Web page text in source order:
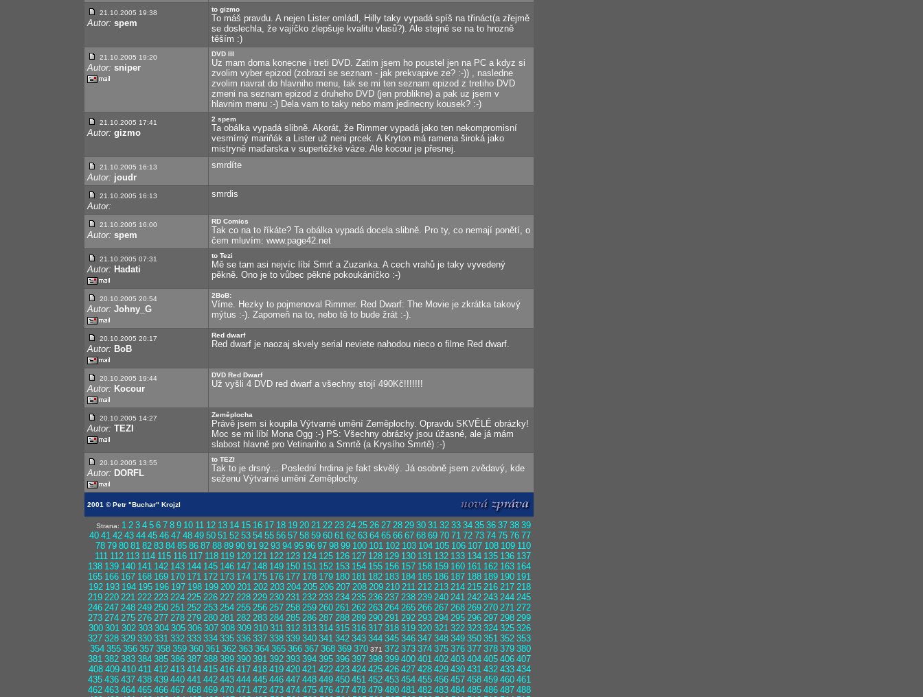
21.10.2005 19:38
Autor: spem
to gizmo
To máš pravdu. A nejen Lister omládl, Hilly taky vypadá spíš na třináct(a zřejmě
se doslechla, že vajíčko zlepšuje kvalitu vlasů?). Ale stejně se na to hrozně
těším :)
21.10.2005 19:20
Autor: sniper
DVD III
Uz mam doma konecne i treti DVD. Zatim jsem ho poustel jen na PC a kdyz si
zvolim vyber epizod (zobrazi se seznam - jak prekvapive ze? :-)) , nasledne
zvolim navrat do hlavniho menu, tak se mi ten seznam epizod z tretiho DVD
zmeni na seznam epizod z druheho DVD (jen problikne) a pak uz jsem v
hlavnim menu :-) Dela vam to taky nebo mam jedinecny kousek? :-)
21.10.2005 17:41
Autor: gizmo
2 spem
Ta obálka vypadá slibně. Akorát, že Rimmer vypadá jako ten nekompromisní
vesmírný mariňák a Lister už neni prcek. A Kryton má ramena široká jako
mistryně maďarska v supertěžké váze. Ale kocour je přesnej.
21.10.2005 16:13
Autor: joudr
smrdíte
21.10.2005 16:13
Autor:
smrdis
21.10.2005 16:00
Autor: spem
RD Comics
Tak co na to říkáte? Ta obálka vypadá docela slibně. Pro ty, co nemají ponětí, o
čem mluvím: www.page42.net
21.10.2005 07:31
Autor: Hadati
to Tezi
Mě se tam asi nejvíc líbí Smrť a Zuzanka. A cech vrahů je taky vyvedený
pěkně. Ono je to vůbec pěkné pokoukáníčko :-)
20.10.2005 20:54
Autor: Johny_G
2BoB:
Víme. Hezky to pojmenoval Rimmer. Red Dwarf: The Movie je zkrátka takový
mýtus :-). Zapomeň na to, nebo tě to bude žrát :-).
20.10.2005 20:17
Autor: BoB
Red dwarf
Red dwarf je naozaj skvely serial neviete nahodou nieco o filme Red dwarf.
20.10.2005 19:44
Autor: Kocour
DVD Red Dwarf
Už vyšli 4 DVD red dwarf a všechny stojí 490Kč!!!!!!!
20.10.2005 14:27
Autor: TEZI
Zeměplocha
Právě jsem si koupila Výtvarné umění Zeměplochy. Opravdu SKVĚLÉ obrázky!
Moc se mi líbí Mona Ogg :-) PS: Všechny obrázky jsou úžasné, ale já mám
slabost hlavně pro Vetinariho a Smrtě (a Krysího Smrtě) :-)
20.10.2005 13:55
Autor: DORFL
to TEZI
Tak to je drsný... Poslední hrdina je fakt skvělý. Já osobně jsem zvědavý, kde
seženu Výtvarné umění Zeměplochy.
2001 © Petr "Buchar" Krojzl
Strana: 1 2 3 4 5 6 7 8 9 10 11 12 13 14 15 16 17 18 19 20 21 22 23 24 25 26 27 28 29 30 31 32 33 34 35 36 37 38 39
40 41 42 43 44 45 46 47 48 49 50 51 52 53 54 55 56 57 58 59 60 61 62 63 64 65 66 67 68 69 70 71 72 73 74 75 76 77
78 79 80 81 82 83 84 85 86 87 88 89 90 91 92 93 94 95 96 97 98 99 100 101 102 103 104 105 106 107 108 109 110
111 112 113 114 115 116 117 118 119 120 121 122 123 124 125 126 127 128 129 130 131 132 133 134 135 136 137
138 139 140 141 142 143 144 145 146 147 148 149 150 151 152 153 154 155 156 157 158 159 160 161 162 163 164
165 166 167 168 169 170 171 172 173 174 175 176 177 178 179 180 181 182 183 184 185 186 187 188 189 190 191
192 193 194 195 196 197 198 199 200 201 202 203 204 205 206 207 208 209 210 211 212 213 214 215 216 217 218
219 220 221 222 223 224 225 226 227 228 229 230 231 232 233 234 235 236 237 238 239 240 241 242 243 244 245
246 247 248 249 250 251 252 253 254 255 256 257 258 259 260 261 262 263 264 265 266 267 268 269 270 271 272
273 274 275 276 277 278 279 280 281 282 283 284 285 286 287 288 289 290 291 292 293 294 295 296 297 298 299
300 301 302 303 304 305 306 307 308 309 310 311 312 313 314 315 316 317 318 319 320 321 322 323 324 325 326
327 328 329 330 331 332 333 334 335 336 337 338 339 340 341 342 343 344 345 346 347 348 349 350 351 352 353
354 355 356 357 358 359 360 361 362 363 364 365 366 367 368 369 370 371 372 373 374 375 376 377 378 379 380
381 382 383 384 385 386 387 388 389 390 391 392 393 394 395 396 397 398 399 400 401 402 403 404 405 406 407
408 409 410 411 412 413 414 415 416 417 418 419 420 421 422 423 424 425 426 427 428 429 430 431 432 433 434
435 436 437 438 439 440 441 442 443 444 445 446 447 448 449 450 451 452 453 454 455 456 457 458 459 460 461
462 463 464 465 466 467 468 469 470 471 472 473 474 475 476 477 478 479 480 481 482 483 484 485 486 487 488